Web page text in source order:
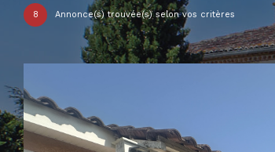
8 Annonce(s) trouvée(s) selon vos critères